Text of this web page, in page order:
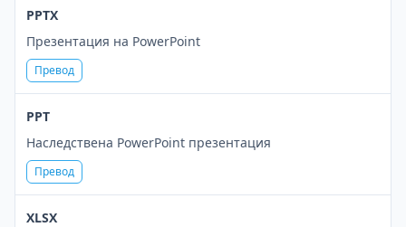
PPTX
Презентация на PowerPoint
Превод
PPT
Наследствена PowerPoint презентация
Превод
XLSX